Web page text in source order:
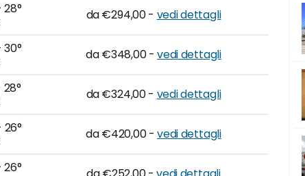
28°
da €294,00 - vedi dettagli
30°
da €348,00 - vedi dettagli
28°
da €324,00 - vedi dettagli
26°
da €420,00 - vedi dettagli
26°